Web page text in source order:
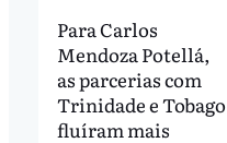
Para Carlos
Mendoza Potellá,
as parcerias com
Trinidade e Tobago
fluíram mais